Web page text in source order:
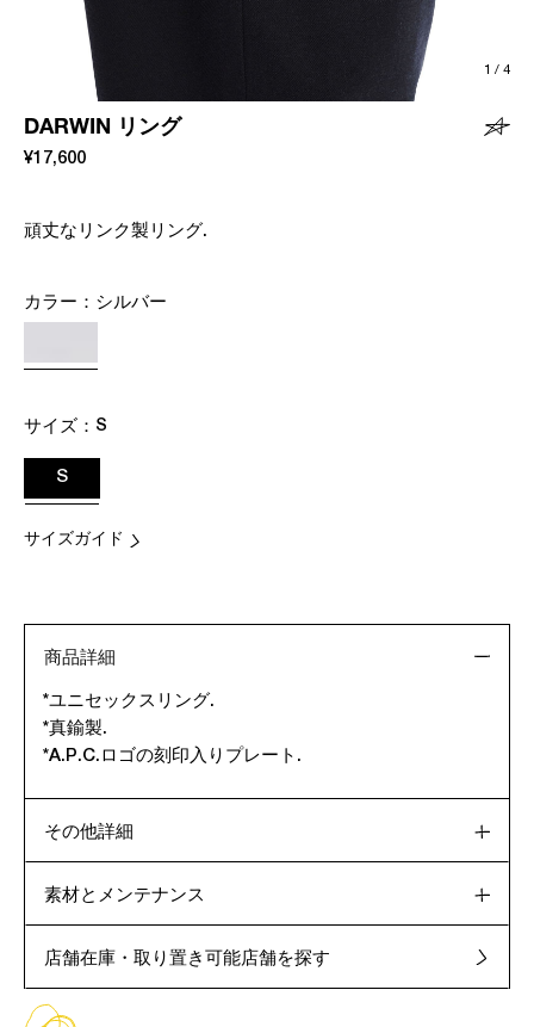
1 / 4
DARWIN リング
¥17,600
頑丈なリンク製リング.
カラー： シルバー
サイズ： S
S
サイズガイド
商品詳細
*ユニセックスリング.
*真鍮製.
*A.P.C.ロゴの刻印入りプレート.
その他詳細
素材とメンテナンス
店舗在庫・取り置き可能店舗を探す